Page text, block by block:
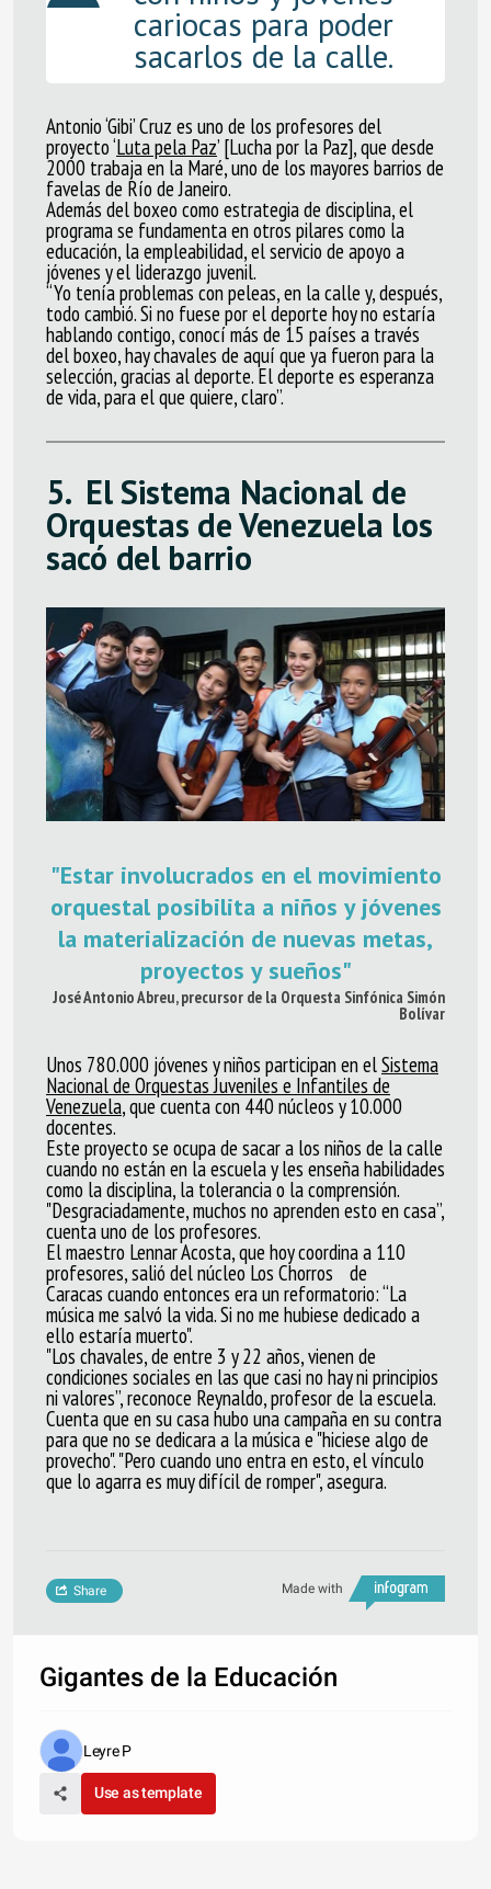
cariocas para poder
sacarlos de la calle.
Antonio ‘Gibi’ Cruz es uno de los profesores del
proyecto ‘Luta pela Paz’ [Lucha por la Paz], que desde
2000 trabaja en la Maré, uno de los mayores barrios de
favelas de Río de Janeiro.
Además del boxeo como estrategia de disciplina, el
programa se fundamenta en otros pilares como la
educación, la empleabilidad, el servicio de apoyo a
jóvenes y el liderazgo juvenil.
“Yo tenía problemas con peleas, en la calle y, después,
todo cambió. Si no fuese por el deporte hoy no estaría
hablando contigo, conocí más de 15 países a través
del boxeo, hay chavales de aquí que ya fueron para la
selección, gracias al deporte. El deporte es esperanza
de vida, para el que quiere, claro”.
5. El Sistema Nacional de
Orquestas de Venezuela los
sacó del barrio
"Estar involucrados en el movimiento
orquestal posibilita a niños y jóvenes
la materialización de nuevas metas,
proyectos y sueños"
José Antonio Abreu, precursor de la Orquesta Sinfónica Simón
Bolívar
Unos 780.000 jóvenes y niños participan en elSistema
Nacional de Orquestas Juveniles e Infantiles de
Venezuela, que cuenta con 440 núcleos y 10.000
docentes.
Este proyecto se ocupa de sacar a los niños de la calle
cuando no están en la escuela y les enseña habilidades
como la disciplina, la tolerancia o la comprensión.
"Desgraciadamente, muchos no aprenden esto en casa”,
cuenta uno de los profesores.
El maestro Lennar Acosta, que hoy coordina a 110
profesores, salió del núcleo Los Chorros de
Caracas cuando entonces era un reformatorio: “La
música me salvó la vida. Si no me hubiese dedicado a
ello estaría muerto".
"Los chavales, de entre 3 y 22 años,vienen de
condiciones sociales en las que casi no hay ni principios
ni valores”, reconoce Reynaldo, profesor de la escuela.
Cuenta que en su casa hubo una campaña en su contra
para que no se dedicara a la música e "hiciese algo de
provecho". "Pero cuando uno entra en esto, el vínculo
que lo agarra es muy difícil de romper", asegura.
Made with
Share
Gigantes de la Educación
Leyre P
Use as template